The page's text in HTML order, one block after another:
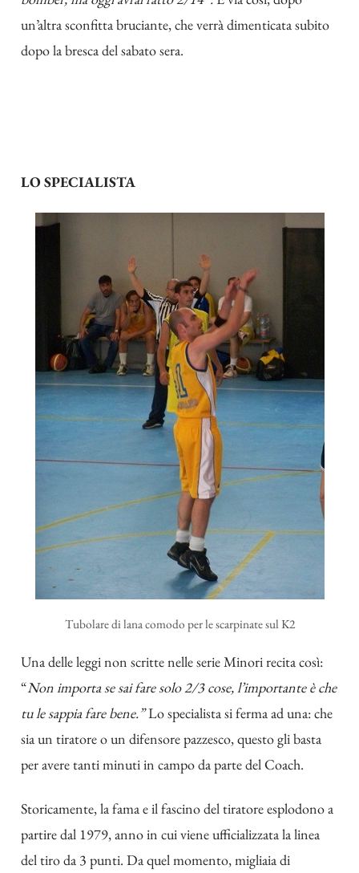
un’altra sconfitta bruciante, che verrà dimenticata subito
dopo la bresca del sabato sera.
LO SPECIALISTA
Tubolare di lana comodo per le scarpinate sul K2
Una delle leggi non scritte nelle serie Minori recita così:
“Non importa se sai fare solo 2/3 cose, l’importante è che
tu le sappia fare bene.”Lo specialista si ferma ad una: che
sia un tiratore o un difensore pazzesco, questo gli basta
per avere tanti minuti in campo da parte del Coach.
Storicamente, la fama e il fascino del tiratore esplodono a
partire dal 1979, anno in cui viene ufficializzata la linea
del tiro da 3 punti. Da quel momento, migliaia di